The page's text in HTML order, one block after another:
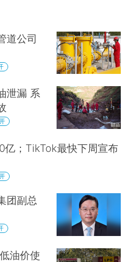
道公司
泄漏 系
亿；TikTok最快下周宣布
团副总
油价使